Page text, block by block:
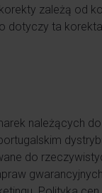
zależą od
dotyczy ta
należących
do